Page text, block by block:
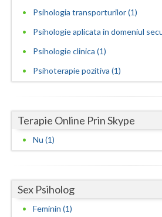
Satu-Mare
Timis
Tulcea
Vaslui
Vrancea
Psihologia transporturilor (1)
Psihologie aplicata in domeniul
Psihologie clinica (1)
Psihoterapie pozitiva (1)
Terapie Online Prin Skype
Nu (1)
Sex Psiholog
Feminin (1)